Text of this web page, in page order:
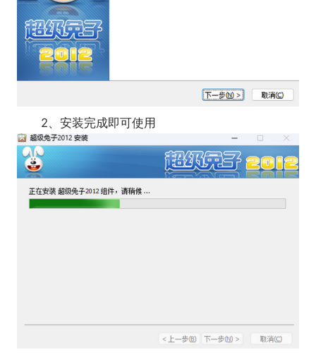
2、安装完成即可使用